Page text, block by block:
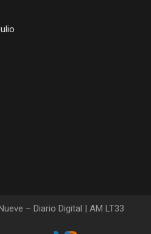
– Diario Digital | AM LT33